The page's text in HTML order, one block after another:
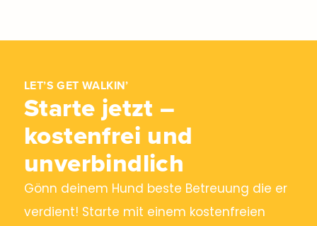
LET’S GET WALKIN’
Starte jetzt –
kostenfrei und
unverbindlich
Gönn deinem Hund beste Betreuung die er
verdient! Starte mit einem kostenfreien